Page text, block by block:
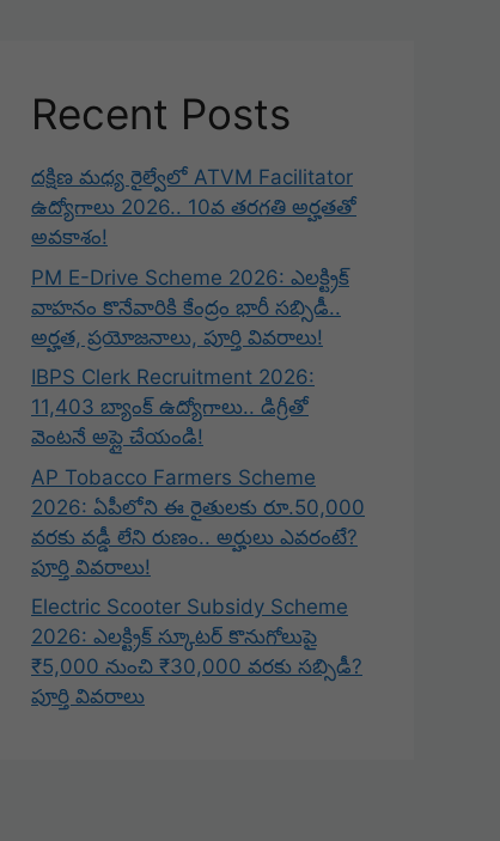
Recent Posts
దక్షిణ మధ్య రైల్వేలో ATVM Facilitator
ఉద్యోగాలు 2026.. 10వ తరగతి అర్హతతో
అవకాశం!
PM E-Drive Scheme 2026: ఎలక్ట్రిక్
వాహనం కొనేవారికి కేంద్రం భారీ సబ్సిడీ..
అర్హత, ప్రయోజనాలు, పూర్తి వివరాలు!
IBPS Clerk Recruitment 2026:
11,403 బ్యాంక్ ఉద్యోగాలు.. డిగ్రీతో
వెంటనే అప్లై చేయండి!
AP Tobacco Farmers Scheme
2026: ఏపీలోని ఈ రైతులకు రూ.50,000
వరకు వడ్డీ లేని రుణం.. అర్హులు ఎవరంటే?
పూర్తి వివరాలు!
Electric Scooter Subsidy Scheme
2026: ఎలక్ట్రిక్ స్కూటర్ కొనుగోలుపై
₹5,000 నుంచి ₹30,000 వరకు సబ్సిడీ?
పూర్తి వివరాలు